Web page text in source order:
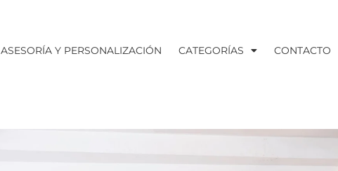
ASESORÍA Y PERSONALIZACIÓN CATEGORÍAS CONTACTO